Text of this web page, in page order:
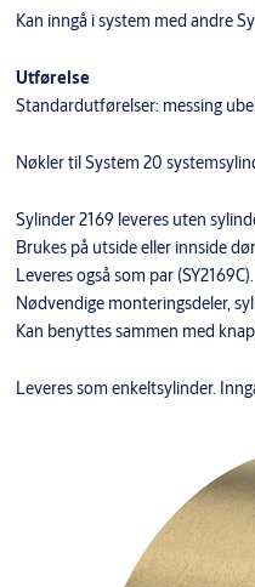
Kan inngå i system med andre
Utførelse
Standardutførelser: messing
Nøkler til System 20
Sylinder 2169 leveres uten
Brukes på utside eller innside
Leveres også som par (SY2169C).
Nødvendige monteringsdeler,
Kan benyttes sammen med
Leveres som enkeltsylinder.